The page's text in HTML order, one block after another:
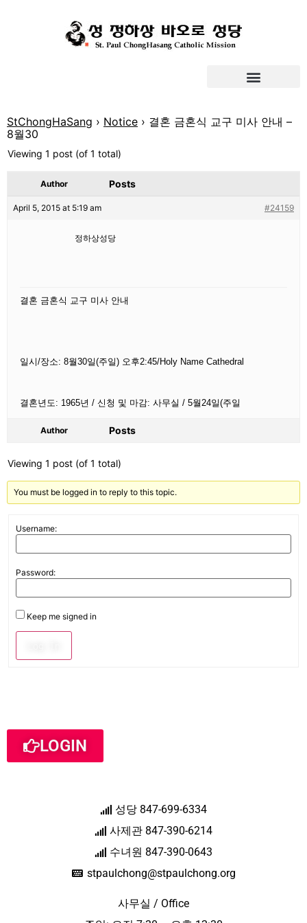
StChongHaSang › Notice › 결혼 금혼식 교구 미사 안내 –
8월30
Viewing 1 post (of 1 total)
Author Posts
April 5, 2015 at 5:19 am #24159
정하상성당
결혼 금혼식 교구 미사 안내
일시/장소: 8월30일(주일) 오후2:45/Holy Name Cathedral
결혼년도: 1965년 / 신청 및 마감: 사무실 / 5월24일(주일
Author Posts
Viewing 1 post (of 1 total)
You must be logged in to reply to this topic.
Username:
Password:
Keep me signed in
LOGIN
성당 847-699-6334
사제관 847-390-6214
수녀원 847-390-0643
stpaulchong@stpaulchong.org
사무실 / Office